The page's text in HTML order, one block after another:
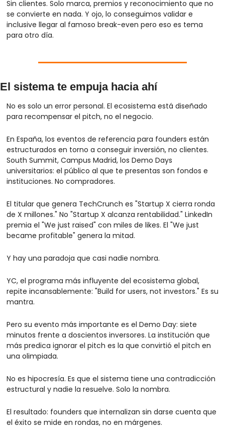
Sin clientes. Solo marca, premios y reconocimiento que no
se convierte en nada. Y ojo, lo conseguimos validar e
inclusive llegar al famoso break-even pero eso es tema
para otro día.
El sistema te empuja hacia ahí
No es solo un error personal. El ecosistema está diseñado
para recompensar el pitch, no el negocio.
En España, los eventos de referencia para founders están
estructurados en torno a conseguir inversión, no clientes.
South Summit, Campus Madrid, los Demo Days
universitarios: el público al que te presentas son fondos e
instituciones. No compradores.
El titular que genera TechCrunch es "Startup X cierra ronda
de X millones." No "Startup X alcanza rentabilidad." LinkedIn
premia el "We just raised" con miles de likes. El "We just
became profitable" genera la mitad.
Y hay una paradoja que casi nadie nombra.
YC, el programa más influyente del ecosistema global,
repite incansablemente: "Build for users, not investors." Es su
mantra.
Pero su evento más importante es el Demo Day: siete
minutos frente a doscientos inversores. La institución que
más predica ignorar el pitch es la que convirtió el pitch en
una olimpiada.
No es hipocresía. Es que el sistema tiene una contradicción
estructural y nadie la resuelve. Solo la nombra.
El resultado: founders que internalizan sin darse cuenta que
el éxito se mide en rondas, no en márgenes.